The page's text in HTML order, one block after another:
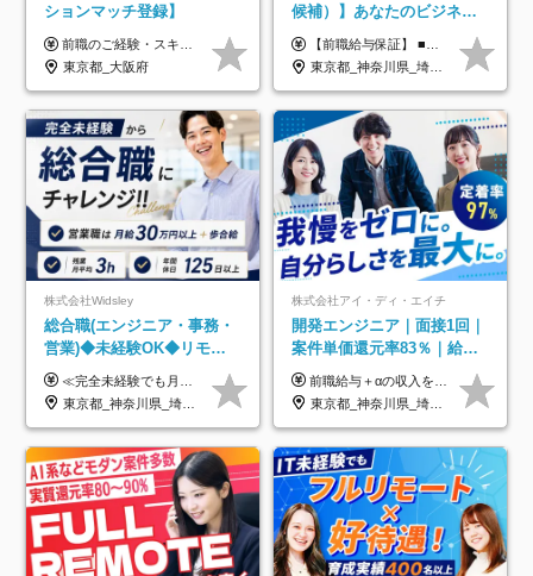
ションマッチ登録】
前職のご経験・スキル等を考慮して決定します。
東京都_大阪府
候補）】あなたのビジネス
経験をAI業界で活かす◆IT
未経験OK◆目指せるコンサ
ル
【前職給与保証】 ■未経験者： 月給30万円～35万円 ■ローキャリア（経験目安1年程度）： 月給35万円～40万円 ■経験者（経験目安3年以上）： 月給40万円～60万円 ■即戦力（経験目安5年以上）： 月給45万円～80万円 ※上記金額には固定残業代30時間分 【未経験者5万5000円～7万3000円、 ローキャリア6万4000円～7万3000円、 経験者5万8000円～10万9000円、 即戦力8万2000円～14万5000円】を含みます。 ※30時間を超える場合は追加で全額支給します。 ※経験・能力・前職給与などを総合的に評価したうえでご納得いただけるよう個別決定。 未経験者の場合、前職給与とポテンシャルを査定のうえ決定いたします。 ※日本国内でのIT業界経験、または同等の実務経験と能力に応じて決定します。 ※前職給与は日本円かつ、日本国内での実績に基づき評価します。 【納得の評価システム】 ★クォーター毎に査定する評価制度導入！ 明確な評価基準で翌年度年収を上げましょう！ ★評価対象期間に在籍中のほとんどの社員が昇給し 年収アップを実現しています！ ★様々なインセンティブ制度を用意し多角的に正当評価しています！ ※試用期間6カ月（期間中の待遇等に差異なし）
東京都_神奈川県_埼玉県_千葉県
株式会社Widsley
総合職(エンジニア・事務・
営業)◆未経験OK◆リモー
トあり◆残業月3h◆服装髪
型自由
≪完全未経験でも月給40万円以上も可能です！≫ -------------- 【1】ITエンジニア 月給26万円～50万円＋プロジェクト手当＋資格手当 【2】IT事務、営業事務 月給26万円～50万円＋プロジェクト手当＋資格手当 ≪【1】【2】共通≫ ★上記給与には固定残業代20時間分(月3万719円～)を含みます。残業が超過した場合は、追加支給します(残業は月平均3時間とほぼ発生しません。残業がなくても、固定残業代は支給されます) ★試用期間6ヵ月あり（期間中は月給23万1000円～。固定残業代20時間分3万719円～を含む／超過分は別途支給） -------------- 【3】SES営業、SaaS営業 月給30万円以上＋インセンティブ＋各種手当 ★上記給与には固定残業代45時間分(月7万6967円～)を含みます。残業が超過した場合は、追加支給します(残業は月平均3時間とほぼ発生しません。残業がなくても、固定残業代は支給されます) ★試用期間6ヵ月あり(期間中も給与や福利厚生は同じです)
東京都_神奈川県_埼玉県_千葉県_大阪府_愛知県_北海道_青森県_岩手県_宮城県_秋田県_山形県_福島県_茨城県_栃木県_群馬県_新潟県_山梨県_長野県_富山県_石川県_福井県_静岡県_岐阜県_三重県_兵庫県_京都府_滋賀県_奈良県_和歌山県_広島県_岡山県_鳥取県_島根県_山口県_徳島県_香川県_愛媛県_高知県_福岡県_熊本県_佐賀県_長崎県_大分県_宮崎県_鹿児島県_沖縄県
株式会社アイ・ディ・エイチ
開発エンジニア｜面接1回｜
案件単価還元率83％｜給与
UP保証｜年休140日｜在宅
利用率9割｜独立支援・副業
制度
前職給与＋αの収入を保証 月給42万円～120万円＋各種手当＋賞与 給与基準が明確かつ高還元です。 一人ひとりが安定した環境のもと、長く活躍できる職場を目指しています。 ※平均年収650万円 ・還元率83％ ・各種手当について 職能手当／職務手当／資格手当／営業手当 など ※前職での経験・能力、給与などを考慮の上、当社規定により優遇いたします ※試用期間あり（3ヶ月／期間中の条件に変動はありません） ※上記金額には固定残業代（78,948円～225,564円/月30時間分）を含みます 超過分は別途全額支給いたします ・年収UPを保証 過去には転職時に〈年収200万円UP〉したエンジニアも在籍しています。入社時だけでなく、入社後も安心の給与水準で働ける環境です。キャリアや技術力が正当に評価されていないと感じていたら、一度面接でお話ししましょう！ 当社では管理職の人数は最低限にし、無駄な管理をしません。その費用削減分を社員の給与に還元しています！
東京都_神奈川県_埼玉県_千葉県_大阪府_愛知県_北海道_青森県_岩手県_宮城県_秋田県_山形県_福島県_茨城県_栃木県_群馬県_新潟県_山梨県_長野県_富山県_石川県_福井県_静岡県_岐阜県_三重県_兵庫県_京都府_滋賀県_奈良県_和歌山県_広島県_岡山県_鳥取県_島根県_山口県_徳島県_香川県_愛媛県_高知県_福岡県_熊本県_佐賀県_長崎県_大分県_宮崎県_鹿児島県_沖縄県